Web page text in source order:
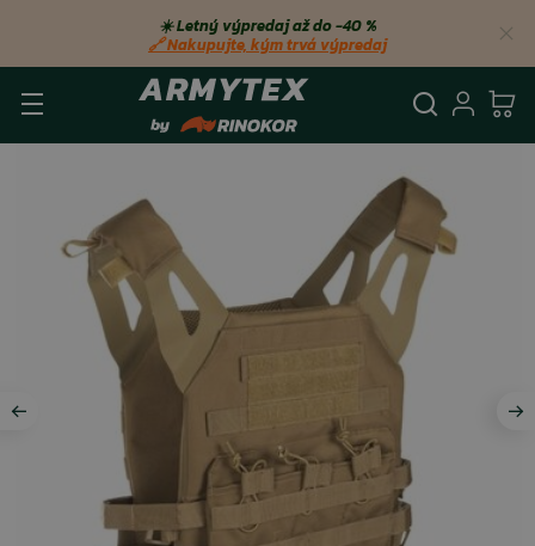
☀️ Letný výpredaj až do −40 %
🔗 Nakupujte, kým trvá výpredaj